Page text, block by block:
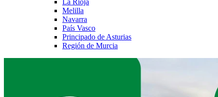
Melilla
Navarra
País Vasco
Principado de Asturias
Región de Murcia